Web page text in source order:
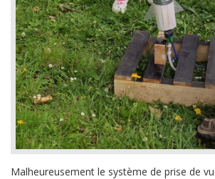
Malheureusement le système de prise de